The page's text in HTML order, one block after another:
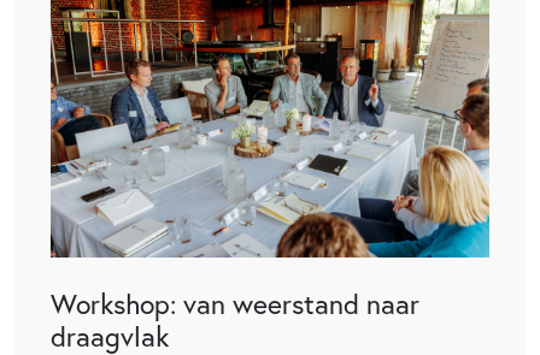
Workshop: van weerstand naar
draagvlak